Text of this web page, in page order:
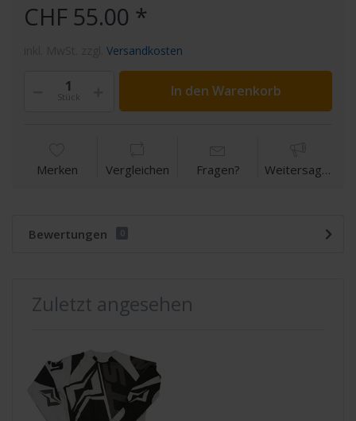
CHF 55.00 *
Versandkosten
Stück In den Warenkorb
Merken Vergleichen Fragen? Weitersagen
Bewertungen 0
Zuletzt angesehen